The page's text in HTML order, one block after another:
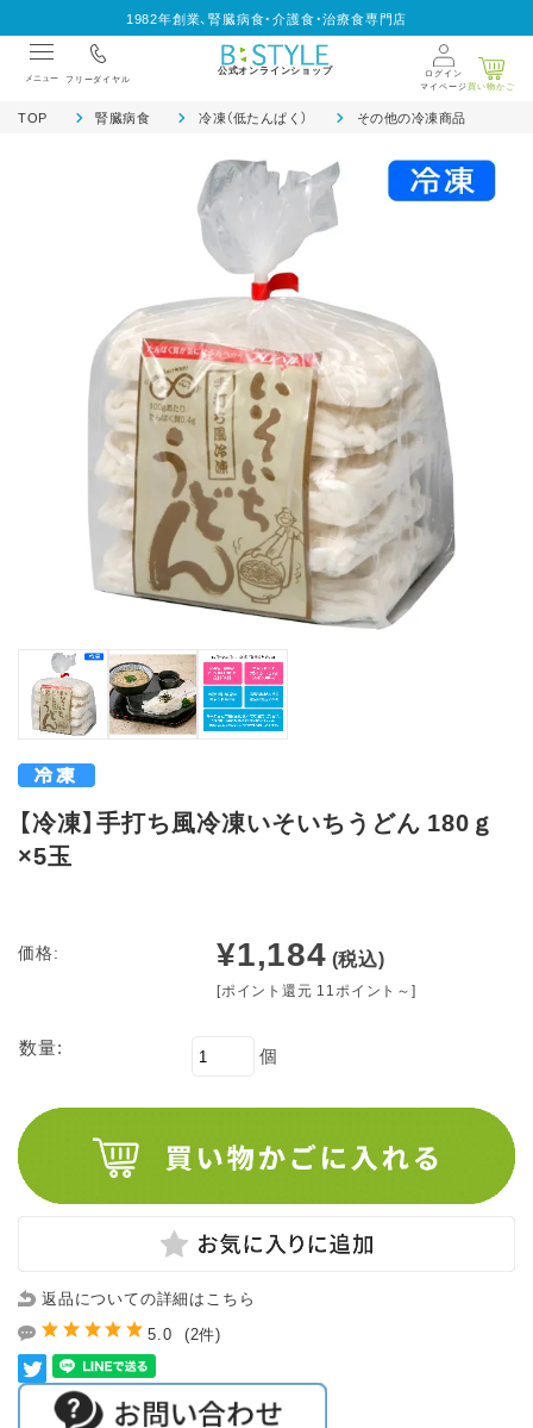
1982年創業、腎臓病食・介護食・治療食専門店
メニュー フリーダイヤル
公式オンラインショップ
ログイン
マイページ買い物かご
TOP 腎臓病食 冷凍（低たんぱく） その他の冷凍商品
【冷凍】手打ち風冷凍いそいちうどん 180ｇ
×5玉
価格: ¥1,184 (税込)
[ポイント還元 11ポイント～]
数量: 個
返品についての詳細はこちら
5.0 (2件)